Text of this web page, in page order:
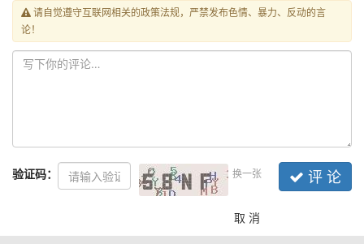
请自觉遵守互联网相关的政策法规，严禁发布色情、暴力、反动的言
论！
验证码： 换一张 评 论
取 消